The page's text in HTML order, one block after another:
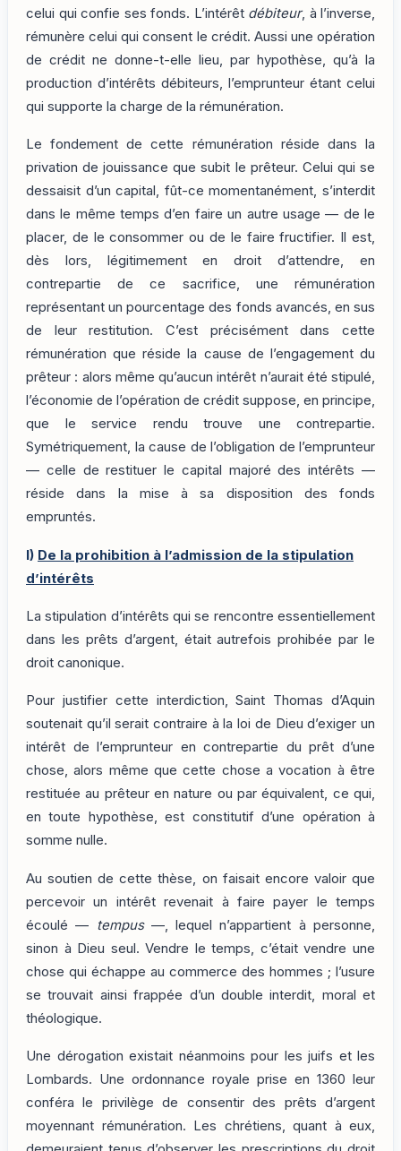
celui qui confie ses fonds. L’intérêt débiteur, à l’inverse,
rémunère celui qui consent le crédit. Aussi une opération
de crédit ne donne-t-elle lieu, par hypothèse, qu’à la
production d’intérêts débiteurs, l’emprunteur étant celui
qui supporte la charge de la rémunération.
Le fondement de cette rémunération réside dans la
privation de jouissance que subit le prêteur. Celui qui se
dessaisit d’un capital, fût-ce momentanément, s’interdit
dans le même temps d’en faire un autre usage — de le
placer, de le consommer ou de le faire fructifier. Il est,
dès lors, légitimement en droit d’attendre, en
contrepartie de ce sacrifice, une rémunération
représentant un pourcentage des fonds avancés, en sus
de leur restitution. C’est précisément dans cette
rémunération que réside la cause de l’engagement du
prêteur : alors même qu’aucun intérêt n’aurait été stipulé,
l’économie de l’opération de crédit suppose, en principe,
que le service rendu trouve une contrepartie.
Symétriquement, la cause de l’obligation de l’emprunteur
— celle de restituer le capital majoré des intérêts —
réside dans la mise à sa disposition des fonds
empruntés.
I) De la prohibition à l’admission de la stipulation
d’intérêts
La stipulation d’intérêts qui se rencontre essentiellement
dans les prêts d’argent, était autrefois prohibée par le
droit canonique.
Pour justifier cette interdiction, Saint Thomas d’Aquin
soutenait qu’il serait contraire à la loi de Dieu d’exiger un
intérêt de l’emprunteur en contrepartie du prêt d’une
chose, alors même que cette chose a vocation à être
restituée au prêteur en nature ou par équivalent, ce qui,
en toute hypothèse, est constitutif d’une opération à
somme nulle.
Au soutien de cette thèse, on faisait encore valoir que
percevoir un intérêt revenait à faire payer le temps
écoulé — tempus—, lequel n’appartient à personne,
sinon à Dieu seul. Vendre le temps, c’était vendre une
chose qui échappe au commerce des hommes ; l’usure
se trouvait ainsi frappée d’un double interdit, moral et
théologique.
Une dérogation existait néanmoins pour les juifs et les
Lombards. Une ordonnance royale prise en 1360 leur
conféra le privilège de consentir des prêts d’argent
moyennant rémunération. Les chrétiens, quant à eux,